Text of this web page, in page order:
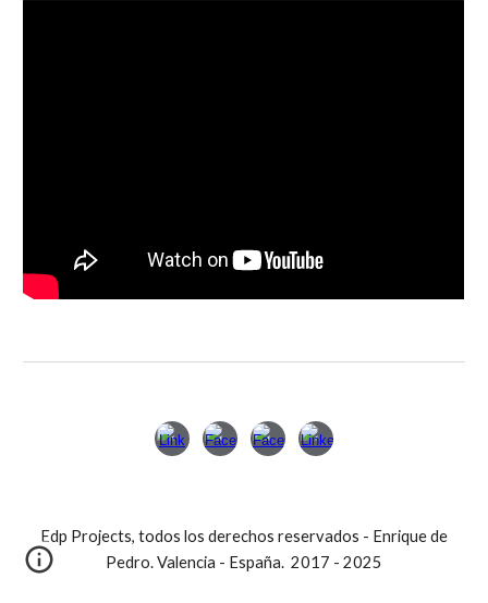
Edp Projects, todos los derechos reservados - Enrique de
Pedro. Valencia - España. 2017 - 2025